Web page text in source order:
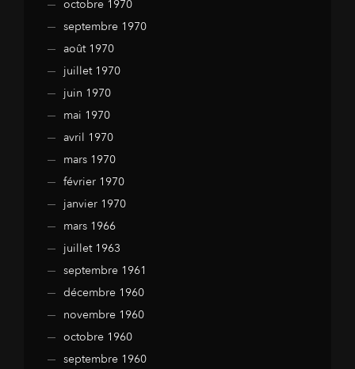
octobre 1970
septembre 1970
août 1970
juillet 1970
juin 1970
mai 1970
avril 1970
mars 1970
février 1970
janvier 1970
mars 1966
juillet 1963
septembre 1961
décembre 1960
novembre 1960
octobre 1960
septembre 1960